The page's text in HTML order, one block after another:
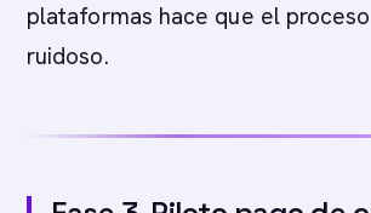
plataformas hace que el
ruidoso.